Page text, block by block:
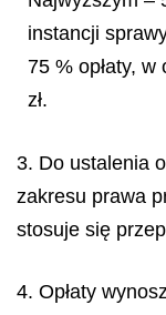
instancji
75 % opłaty,
zł.
3. Do ustalenia
zakresu prawa
stosuje się
4. Opłaty